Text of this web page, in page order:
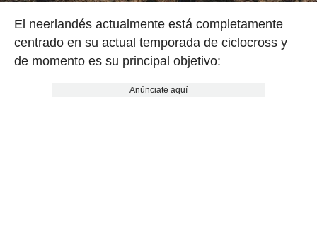
El neerlandés actualmente está completamente
centrado en su actual temporada de ciclocross y
de momento es su principal objetivo:
Anúnciate aquí